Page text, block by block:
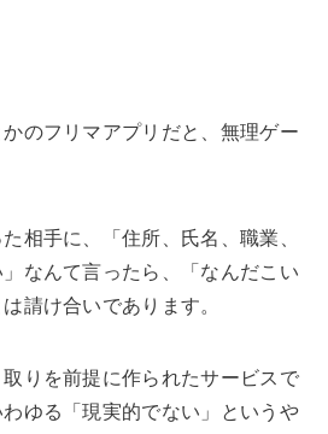
のフリマアプリだと、無理ゲー
相手に、「住所、氏名、職業、
なんて言ったら、「なんだこい
請け合いであります。
りを前提に作られたサービスで
ゆる「現実的でない」というや